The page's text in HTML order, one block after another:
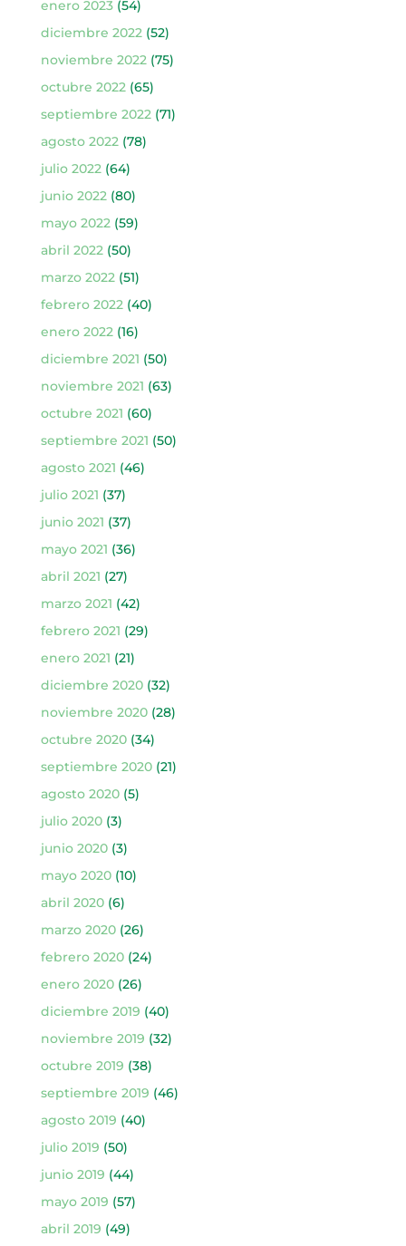
enero 2023(54)
diciembre 2022 (52)
noviembre 2022 (75)
octubre 2022 (65)
septiembre 2022 (71)
agosto 2022 (78)
julio 2022 (64)
junio 2022 (80)
mayo 2022 (59)
abril 2022 (50)
marzo 2022 (51)
febrero 2022 (40)
enero 2022 (16)
diciembre 2021 (50)
noviembre 2021 (63)
octubre 2021 (60)
septiembre 2021 (50)
agosto 2021 (46)
julio 2021 (37)
junio 2021 (37)
mayo 2021 (36)
abril 2021 (27)
marzo 2021 (42)
febrero 2021 (29)
enero 2021 (21)
diciembre 2020(32)
noviembre 2020(28)
octubre 2020(34)
septiembre 2020(21)
agosto 2020(5)
julio 2020(3)
junio 2020(3)
mayo 2020(10)
abril 2020(6)
marzo 2020(26)
febrero 2020(24)
enero 2020(26)
diciembre 2019 (40)
noviembre 2019 (32)
octubre 2019 (38)
septiembre 2019 (46)
agosto 2019 (40)
julio 2019 (50)
junio 2019 (44)
mayo 2019 (57)
abril 2019 (49)